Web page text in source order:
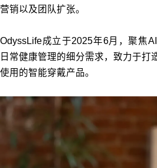
营销以及团队扩张。
OdyssLife成立于2025年6月，聚焦
日常健康管理的细分需求，致力于打
使用的智能穿戴产品。